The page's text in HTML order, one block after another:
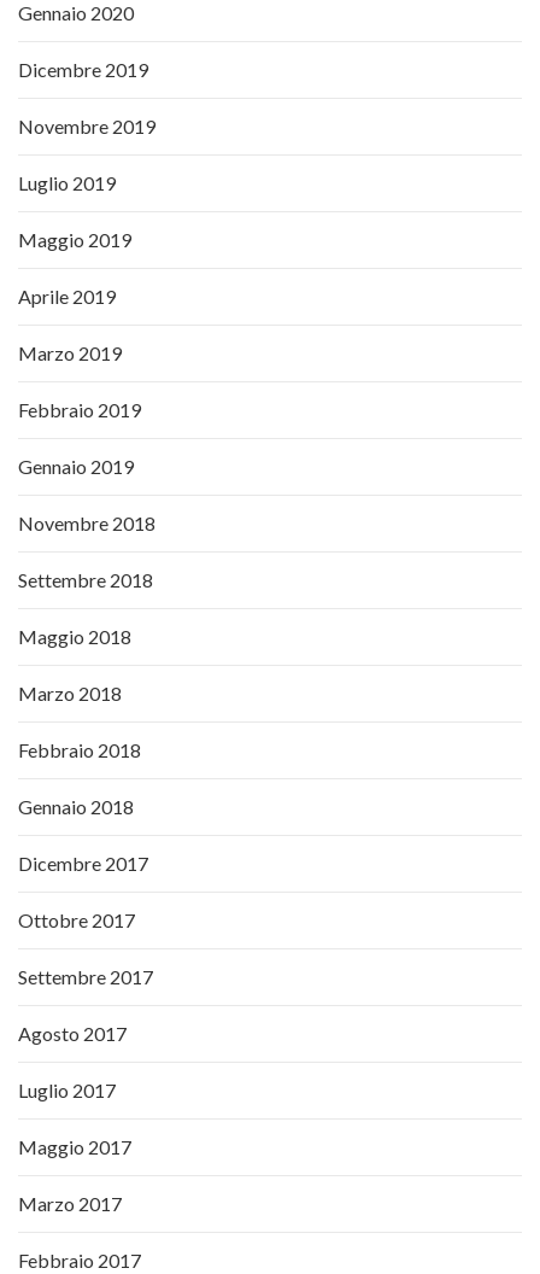
Gennaio 2020
Dicembre 2019
Novembre 2019
Luglio 2019
Maggio 2019
Aprile 2019
Marzo 2019
Febbraio 2019
Gennaio 2019
Novembre 2018
Settembre 2018
Maggio 2018
Marzo 2018
Febbraio 2018
Gennaio 2018
Dicembre 2017
Ottobre 2017
Settembre 2017
Agosto 2017
Luglio 2017
Maggio 2017
Marzo 2017
Febbraio 2017